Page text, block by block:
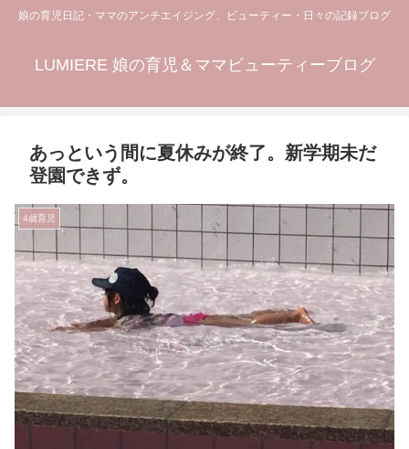
娘の育児日記・ママのアンチエイジング、ビューティー・日々の記録ブログ
LUMIERE 娘の育児＆ママビューティーブログ
あっという間に夏休みが終了。新学期未だ
登園できず。
4歳育児